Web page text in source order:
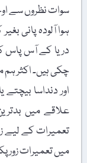
سوات نظروں سے
ہوا آلودہ پانی
دریا کے آس پاس
چکی ہیں۔ اکثر
اور دنداسا
علاقے میں
تعمیرات کے لیے
میں تعمیرات زور